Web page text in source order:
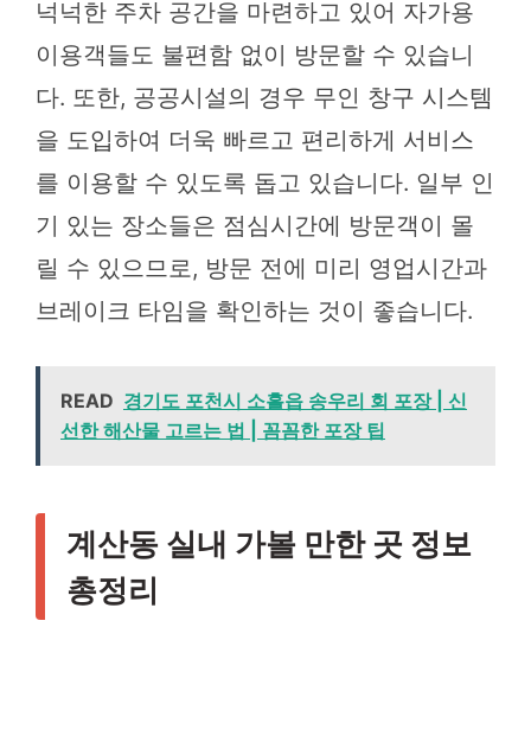
넉넉한 주차 공간을 마련하고 있어 자가용
이용객들도 불편함 없이 방문할 수 있습니
다. 또한, 공공시설의 경우 무인 창구 시스템
을 도입하여 더욱 빠르고 편리하게 서비스
를 이용할 수 있도록 돕고 있습니다. 일부 인
기 있는 장소들은 점심시간에 방문객이 몰
릴 수 있으므로, 방문 전에 미리 영업시간과
브레이크 타임을 확인하는 것이 좋습니다.
READ 경기도 포천시 소흘읍 송우리 회 포장 | 신
선한 해산물 고르는 법 | 꼼꼼한 포장 팁
계산동 실내 가볼 만한 곳 정보
총정리